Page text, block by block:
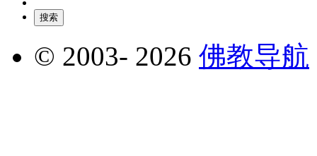
© 2003- 2026 佛教导航